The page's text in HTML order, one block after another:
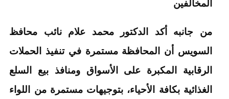
المخالفين
من جانبه أكد الدكتور محمد علام نائب محافظ
السويس أن المحافظة مستمرة في تنفيذ الحملات
الرقابية المكبرة على الأسواق ومنافذ بيع السلع
الغذائية بكافة الأحياء، بتوجيهات مستمرة من اللواء